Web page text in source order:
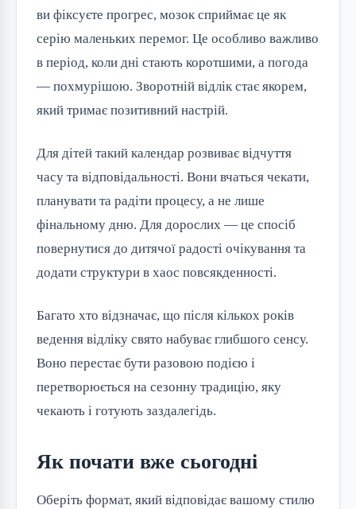
ви фіксуєте прогрес, мозок сприймає це як
серію маленьких перемог. Це особливо важливо
в період, коли дні стають коротшими, а погода
— похмурішою. Зворотній відлік стає якорем,
який тримає позитивний настрій.
Для дітей такий календар розвиває відчуття
часу та відповідальності. Вони вчаться чекати,
планувати та радіти процесу, а не лише
фінальному дню. Для дорослих — це спосіб
повернутися до дитячої радості очікування та
додати структури в хаос повсякденності.
Багато хто відзначає, що після кількох років
ведення відліку свято набуває глибшого сенсу.
Воно перестає бути разовою подією і
перетворюється на сезонну традицію, яку
чекають і готують заздалегідь.
Як почати вже сьогодні
Оберіть формат, який відповідає вашому стилю